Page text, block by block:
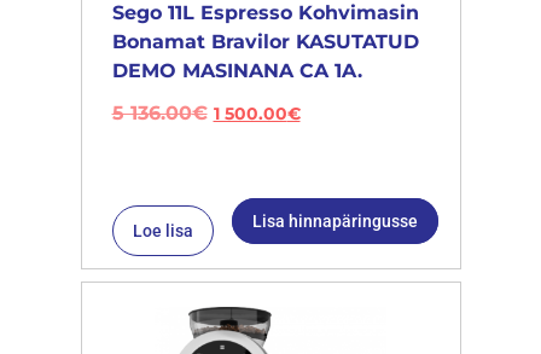
Sego 11L Espresso Kohvimasin
Bonamat Bravilor KASUTATUD
DEMO MASINANA CA 1A.
5 136.00€ 1 500.00€
Loe lisa Lisa hinnapäringusse